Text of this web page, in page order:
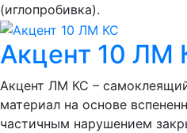
(иглопробивка).
Акцент 10 ЛМ
Акцент ЛМ КС –
материал на основе
частичным нарушением